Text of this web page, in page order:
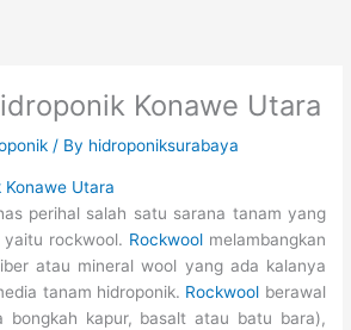
Konawe Utara
/ By hidroponiksurabaya
Konawe Utara
perihal salah satu sarana tanam yang
rockwool. Rockwool melambangkan
atau mineral wool yang ada kalanya
tanam hidroponik. Rockwool berawal
bongkah kapur, basalt atau batu bara),